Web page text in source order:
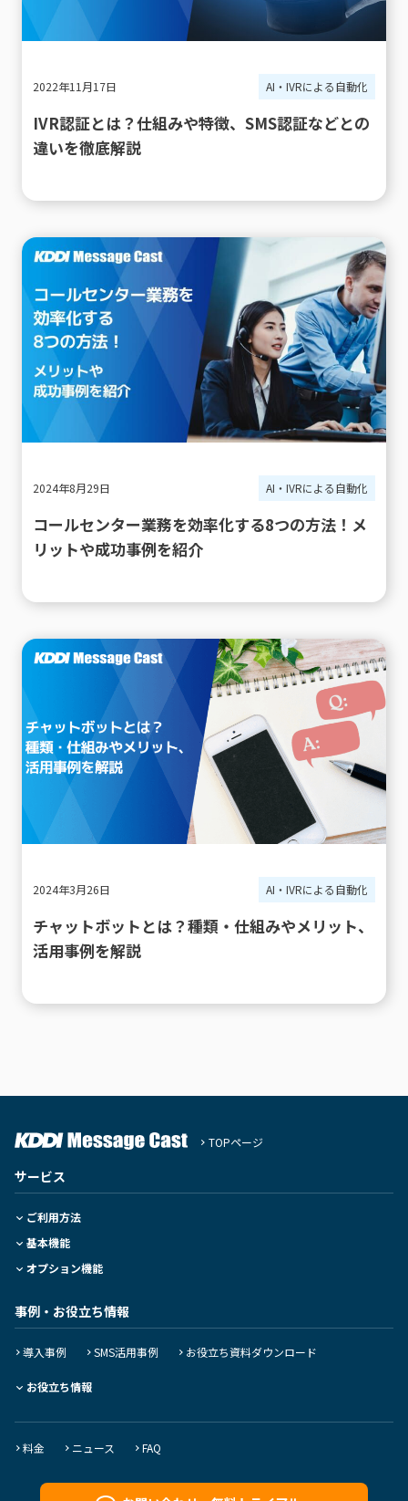
2022年11月17日 AI・IVRによる自動化
IVR認証とは？仕組みや特徴、SMS認証などとの
違いを徹底解説
2024年8月29日 AI・IVRによる自動化
コールセンター業務を効率化する8つの方法！メ
リットや成功事例を紹介
2024年3月26日 AI・IVRによる自動化
チャットボットとは？種類・仕組みやメリット、
活用事例を解説
TOPページ
サービス
ご利用方法
基本機能
オプション機能
事例・お役立ち情報
導入事例 SMS活用事例 お役立ち資料ダウンロード
お役立ち情報
料金 ニュース FAQ